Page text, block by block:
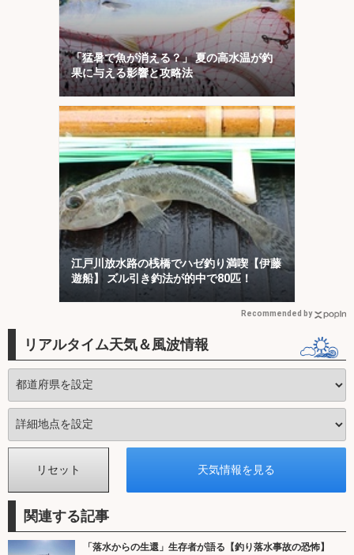
「猛暑で魚が消える？」 夏の高水温が釣
果に与える影響と攻略法
江戸川放水路の桟橋でハゼ釣り満喫【伊藤
遊船】 ズル引き釣法が的中で80匹！
Recommended by
リアルタイム天気＆風波情報
関連する記事
「落水からの生還」生存者が語る【釣り落水事故の恐怖】